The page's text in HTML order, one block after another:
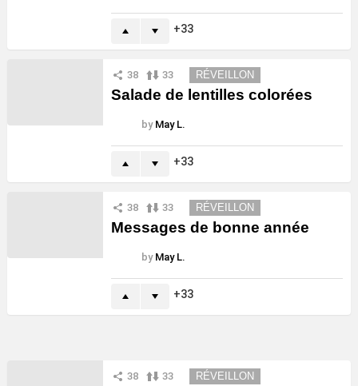
33
38 33 RÉVEILLON
Salade de lentilles colorées
by May L.
33
38 33 RÉVEILLON
Messages de bonne année
by May L.
33
38 33 RÉVEILLON